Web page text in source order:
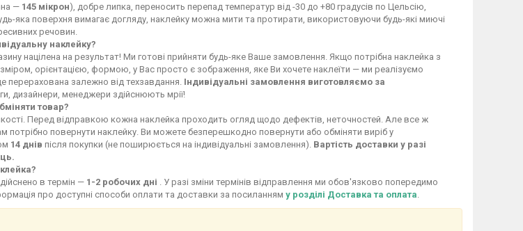
— 145 мікрон), добре липка, переносить перепад температур від -30 до +80 градусів по Цельсію,
яка поверхня вимагає догляду, наклейку можна мити та протирати, використовуючи будь-які миючі
речовин.
наклейку?
націлена на результат! Ми готові прийняти будь-яке Ваше замовлення. Якщо потрібна наклейка з
орієнтацією, формою, у Вас просто є зображення, яке Ви хочете наклеїти — ми реалізуємо
перерахована залежно від техзавдання. Індивідуальні замовлення виготовляємо за
дизайнери, менеджери здійснюють мрії!
товар?
Перед відправкою кожна наклейка проходить огляд щодо дефектів, неточностей. Але все ж
потрібно повернути наклейку. Ви можете безперешкодно повернути або обміняти виріб у
14 днів після покупки (не поширюється на індивідуальні замовлення). Вартість доставки у разі
в термін — 1-2 робочих дні . У разі зміни термінів відправлення ми обов'язково попередимо
про доступні способи оплати та доставки за посиланням у розділі Доставка та оплата